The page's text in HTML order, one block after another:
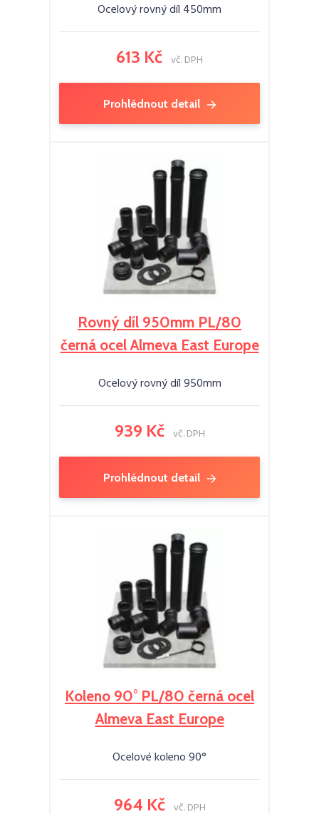
Ocelový rovný díl 450mm
613 Kč vč. DPH
Prohlédnout detail
Rovný díl 950mm PL/80
černá ocel Almeva East Europe
Ocelový rovný díl 950mm
939 Kč vč. DPH
Prohlédnout detail
Koleno 90° PL/80 černá ocel
Almeva East Europe
Ocelové koleno 90°
964 Kč vč. DPH